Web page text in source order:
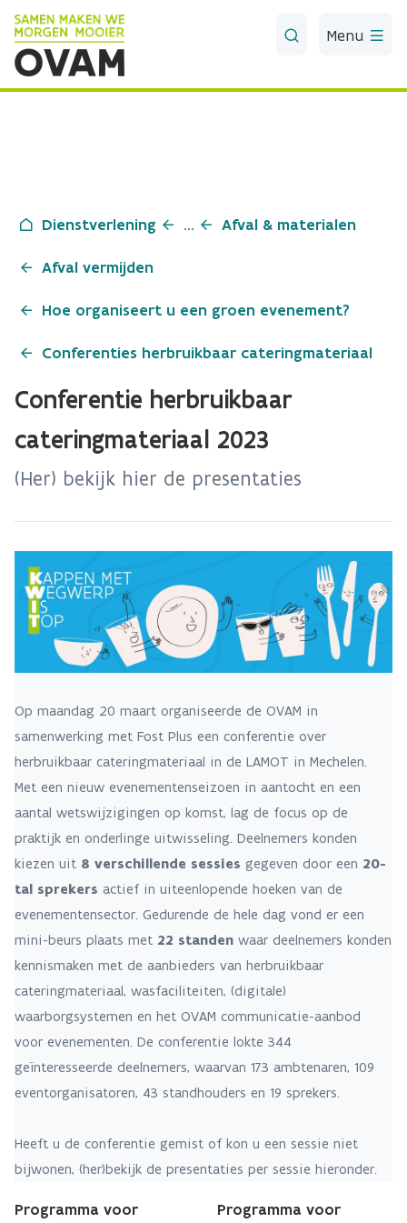
Skip to Main Content
Menu
Dienstverlening ... Afval & materialen
Afval vermijden
Hoe organiseert u een groen evenement?
Conferenties herbruikbaar cateringmateriaal
Conferentie herbruikbaar
cateringmateriaal 2023
(Her) bekijk hier de presentaties
Op maandag 20 maart organiseerde de OVAM in
samenwerking met Fost Plus een conferentie over
herbruikbaar cateringmateriaal in de LAMOT in Mechelen.
Met een nieuw evenementenseizoen in aantocht en een
aantal wetswijzigingen op komst, lag de focus op de
praktijk en onderlinge uitwisseling. Deelnemers konden
kiezen uit 8 verschillende sessies gegeven door een 20-
tal sprekers actief in uiteenlopende hoeken van de
evenementensector. Gedurende de hele dag vond er een
mini-beurs plaats met 22 standen waar deelnemers konden
kennismaken met de aanbieders van herbruikbaar
cateringmateriaal, wasfaciliteiten, (digitale)
waarborgsystemen en het OVAM communicatie-aanbod
voor evenementen. De conferentie lokte 344
geïnteresseerde deelnemers, waarvan 173 ambtenaren, 109
eventorganisatoren, 43 standhouders en 19 sprekers.
Heeft u de conferentie gemist of kon u een sessie niet
bijwonen, (her)bekijk de presentaties per sessie hieronder.
Programma voor
Programma voor